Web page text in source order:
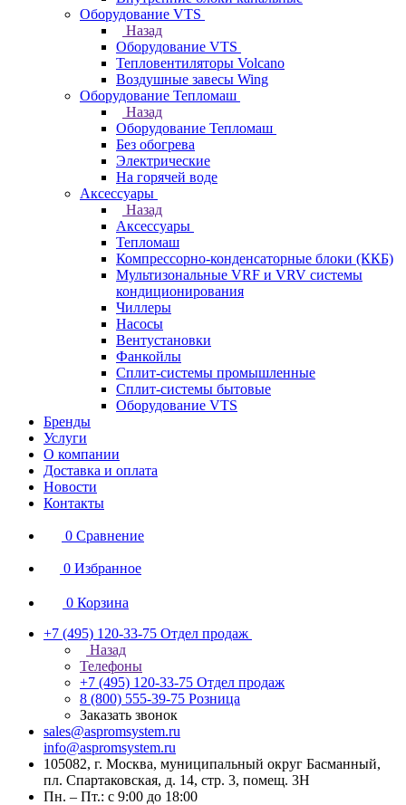
Оборудование VTS
Назад
Оборудование VTS
Тепловентиляторы Volcano
Воздушные завесы Wing
Оборудование Тепломаш
Назад
Оборудование Тепломаш
Без обогрева
Электрические
На горячей воде
Аксессуары
Назад
Аксессуары
Тепломаш
Компрессорно-конденсаторные блоки (ККБ)
Мультизональные VRF и VRV системы
кондиционирования
Чиллеры
Насосы
Вентустановки
Фанкойлы
Сплит-системы промышленные
Сплит-системы бытовые
Оборудование VTS
Бренды
Услуги
О компании
Доставка и оплата
Новости
Контакты
0 Сравнение
0 Избранное
0 Корзина
+7 (495) 120-33-75 Отдел продаж
Назад
Телефоны
+7 (495) 120-33-75 Отдел продаж
8 (800) 555-39-75 Розница
Заказать звонок
sales@aspromsystem.ru
info@aspromsystem.ru
105082, г. Москва, муниципальный округ Басманный,
пл. Спартаковская, д. 14, стр. 3, помещ. 3Н
Пн. – Пт.: с 9:00 до 18:00